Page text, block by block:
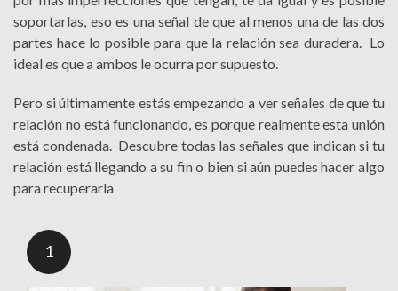
soportarlas, eso es una señal de que al menos una de las dos
partes hace lo posible para que la relación sea duradera. Lo
ideal es que a ambos le ocurra por supuesto.
Pero si últimamente estás empezando a ver señales de que tu
relación no está funcionando, es porque realmente esta unión
está condenada. Descubre todas las señales que indican si tu
relación está llegando a su fin o bien si aún puedes hacer algo
para recuperarla
1